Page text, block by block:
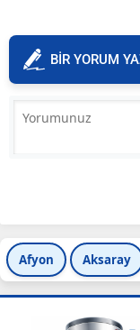
BİR YORUM
Afyon Aksaray